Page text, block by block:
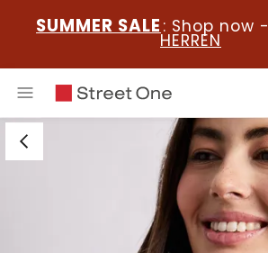
SUMMER SALE : Shop now -
HERREN